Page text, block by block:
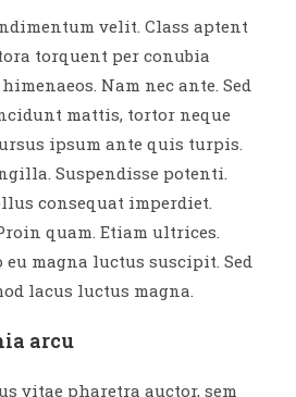
velit. Class aptent
torquent per conubia
Nam nec ante. Sed
mattis, tortor neque
ipsum ante quis turpis.
Suspendisse potenti.
consequat imperdiet.
quam. Etiam ultrices.
magna luctus suscipit. Sed
lacus luctus magna.
arcu
vitae pharetra auctor, sem